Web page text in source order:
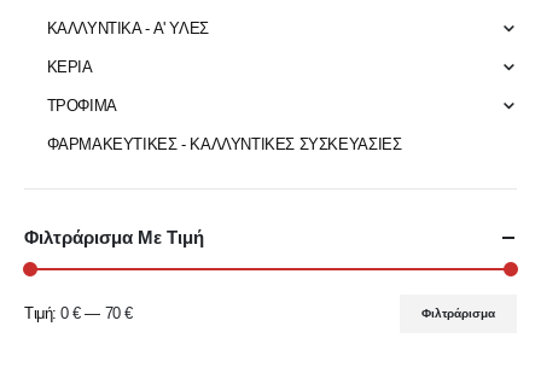
ΚΑΛΛΥΝΤΙΚΑ - Α' ΥΛΕΣ
ΚΕΡΙΑ
ΤΡΟΦΙΜΑ
ΦΑΡΜΑΚΕΥΤΙΚΕΣ - ΚΑΛΛΥΝΤΙΚΕΣ ΣΥΣΚΕΥΑΣΙΕΣ
Φιλτράρισμα Με Τιμή
Ελάχιστη
Μέγιστη
Φιλτράρισμα
Τιμή:0 €— 70 €